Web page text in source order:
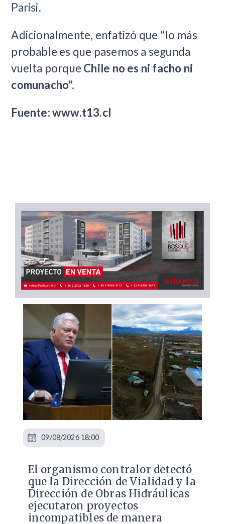
Parisi.
Adicionalmente, enfatizó que "lo más
probable es que pasemos a segunda
vuelta porque Chile no es ni facho ni
comunacho".
Fuente: www.t13.cl
El organismo contralor detectó
que la Dirección de Vialidad y la
Dirección de Obras Hidráulicas
ejecutaron proyectos
incompatibles de manera
09/08/2026 18:00